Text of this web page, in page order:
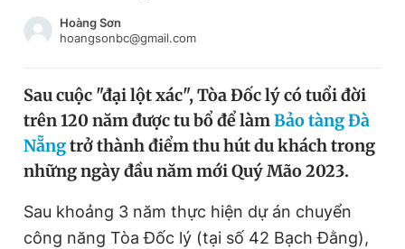
Chào ngày mới
Video Magazine
Sản phẩm khác
Tiện ích Bạn cần biết
Đăng xuất
Hoàng Sơn
hoangsonbc@gmail.com
Sau cuộc "đại lột xác", Tòa Đốc lý có tuổi đời
trên 120 năm được tu bổ để làmBảo tàng Đà
Nẵngtrở thành điểm thu hút du khách trong
những ngày đầu năm mới Quý Mão 2023.
Sau khoảng 3 năm thực hiện dự án chuyển
công năng Tòa Đốc lý (tại số 42 Bạch Đằng),